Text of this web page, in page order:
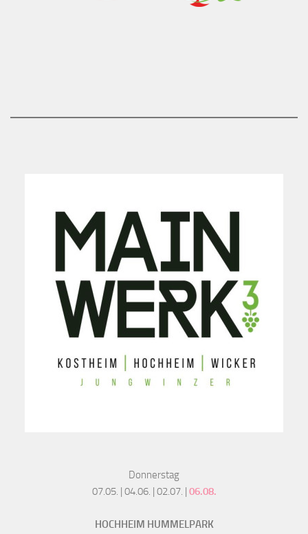
Donnerstag
07.05. | 04.06. | 02.07. | 06.08.
HOCHHEIM HUMMELPARK